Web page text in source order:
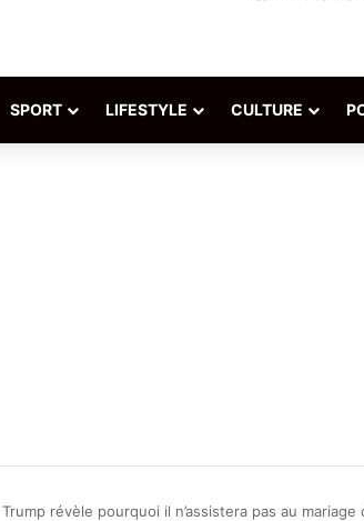
SPORT LIFESTYLE CULTURE
révèle pourquoi il n’assistera pas au mariage